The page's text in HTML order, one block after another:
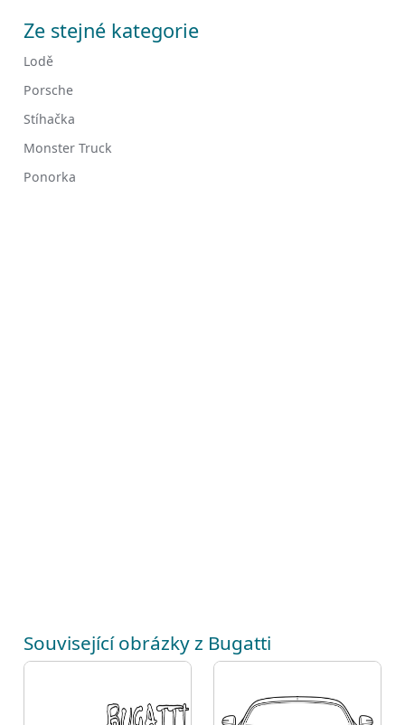
Ze stejné kategorie
Lodě
Porsche
Stíhačka
Monster Truck
Ponorka
Související obrázky z Bugatti